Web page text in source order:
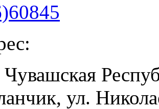
Чувашская
ул.